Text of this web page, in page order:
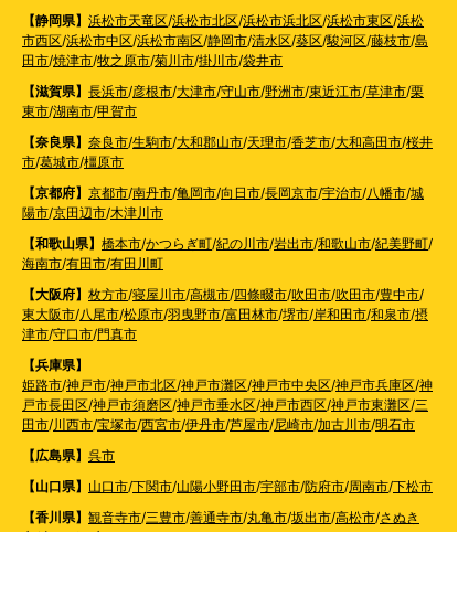
【静岡県】 浜松市天竜区/浜松市北区/浜松市浜北区/浜松市東区/浜松
市西区/浜松市中区/浜松市南区/静岡市/清水区/葵区/駿河区/藤枝市/島
田市/焼津市/牧之原市/菊川市/掛川市/袋井市
【滋賀県】 長浜市/彦根市/大津市/守山市/野洲市/東近江市/草津市/栗
東市/湖南市/甲賀市
【奈良県】 奈良市/生駒市/大和郡山市/天理市/香芝市/大和高田市/桜井
市/葛城市/橿原市
【京都府】 京都市/南丹市/亀岡市/向日市/長岡京市/宇治市/八幡市/城
陽市/京田辺市/木津川市
【和歌山県】 橋本市/かつらぎ町/紀の川市/岩出市/和歌山市/紀美野町/
海南市/有田市/有田川町
【大阪府】 枚方市/寝屋川市/高槻市/四條畷市/吹田市/吹田市/豊中市/
東大阪市/八尾市/松原市/羽曳野市/富田林市/堺市/岸和田市/和泉市/摂
津市/守口市/門真市
【兵庫県】
姫路市/神戸市/神戸市北区/神戸市灘区/神戸市中央区/神戸市兵庫区/神
戸市長田区/神戸市須磨区/神戸市垂水区/神戸市西区/神戸市東灘区/三
田市/川西市/宝塚市/西宮市/伊丹市/芦屋市/尼崎市/加古川市/明石市
【広島県】 呉市
【山口県】 山口市/下関市/山陽小野田市/宇部市/防府市/周南市/下松市
【香川県】 観音寺市/三豊市/善通寺市/丸亀市/坂出市/高松市/さぬき
市/東かがわ市